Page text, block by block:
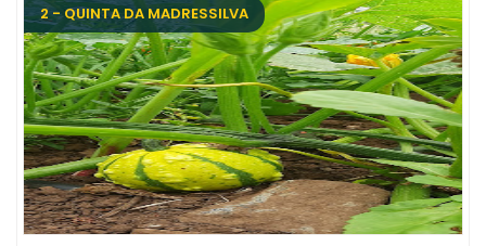
2 - QUINTA DA MADRESSILVA